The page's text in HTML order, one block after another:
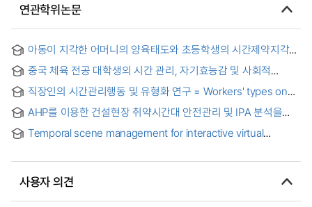
연관학위논문
아동이 지각한 어머니의 양육태도와 초등학생의 시간제약지각
및 시간관리능력의 관계 = Relationship of Child Rearing
Attitude Perceived by School Children to Their Time
Pressure Perception and Time Management Capability
중국 체육 전공 대학생의 시간 관리, 자기효능감 및 사회적
지지가 대학생활만족에 미치는 영향 = The Influence of Time
Management, Self-efficacy and Social Support of Chinese
Sports Majors on College Life Satisfaction
직장인의 시간관리행동 및 유형화 연구 = Workers' types on
time management behaviors
AHP를 이용한 건설현장 취약시간대 안전관리 및 IPA 분석을
Safety Management Measures of Vulnerable Workers
Vulnerable Time in Construction Sites using AHP
Temporal scene management for interactive virtual
시간 요소 관리
사용자 의견